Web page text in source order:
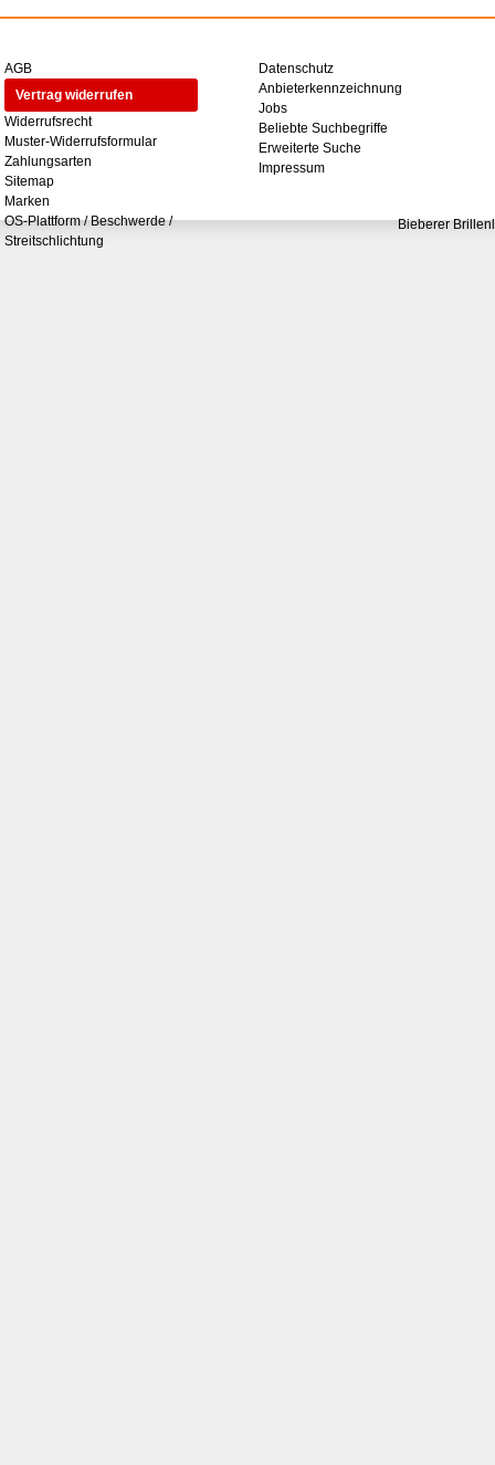
AGB
Vertrag widerrufen
Widerrufsrecht
Muster-Widerrufsformular
Zahlungsarten
Sitemap
Marken
OS-Plattform / Beschwerde /
Streitschlichtung
Datenschutz
Anbieterkennzeichnung
Jobs
Beliebte Suchbegriffe
Erweiterte Suche
Impressum
Bieberer